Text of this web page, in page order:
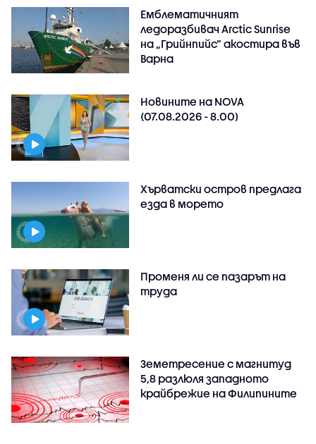
Емблематичният
ледоразбивач Arctic Sunrise
на „Грийнпийс” акостира във
Варна
Новините на NOVA
(07.08.2026 - 8.00)
Хърватски остров предлага
езда в морето
Променя ли се пазарът на
труда
Земетресение с магнитуд
5,8 разлюля западното
крайбрежие на Филипините